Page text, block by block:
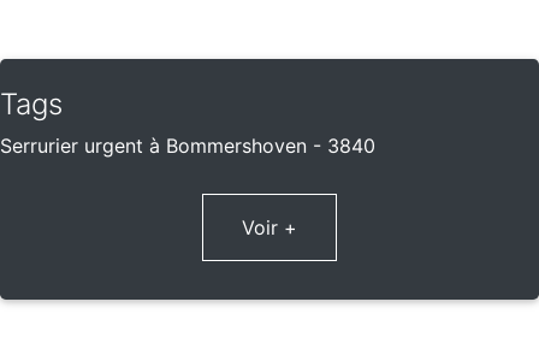
Tags
Serrurier urgent à Bommershoven - 3840
Voir +